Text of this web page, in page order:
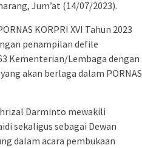
Jum’at (14/07/2023).
KORPRI XVI Tahun 2023
penampilan defile
Kementerian/Lembaga dengan
akan berlaga dalam PORNAS
Darminto mewakili
sekaligus sebagai Dewan
dalam acara pembukaan